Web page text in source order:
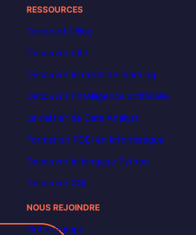
RESSOURCES
Decoded | Blog
Découvrir n8n
Découvrir le machine learning
Découvrir l’intelligence artificielle
Le métier de Data Analyst
Formation POEI en informatique
Découvrir le langage Python
Découvrir SQL
NOUS REJOINDRE
Notre équipe